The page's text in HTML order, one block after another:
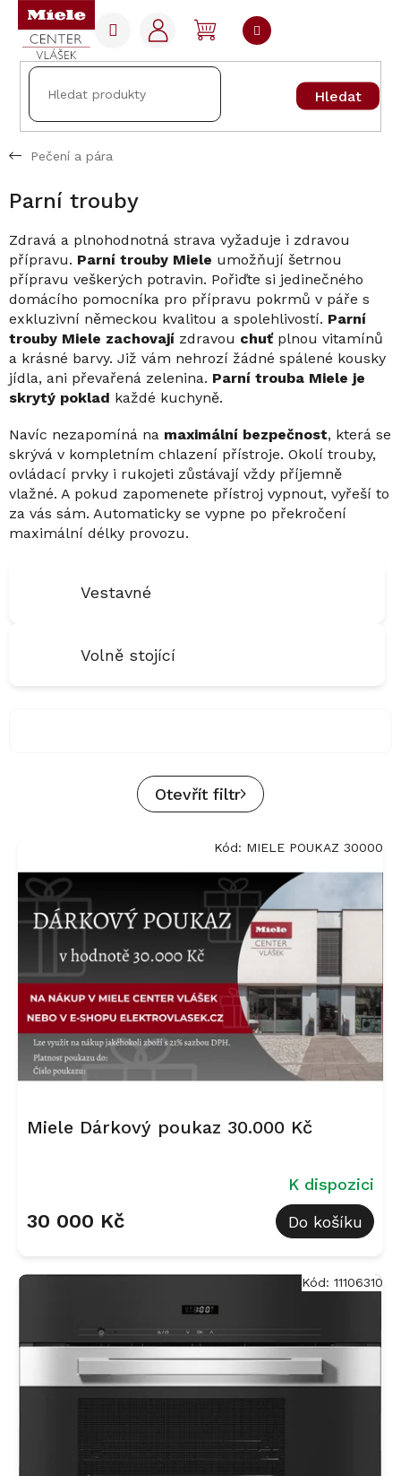
Přejít
obsah
Hledat
NÁKUPNÍ
KOŠÍK
Pečení a pára
Parní trouby
Zdravá a plnohodnotná strava vyžaduje i zdravou
přípravu. Parní trouby Miele umožňují šetrnou
přípravu veškerých potravin. Pořiďte si jedinečného
domácího pomocníka pro přípravu pokrmů v páře s
exkluzivní německou kvalitou a spolehlivostí. Parní
trouby Miele zachovají zdravou chuť plnou vitamínů
a krásné barvy. Již vám nehrozí žádné spálené kousky
jídla, ani převařená zelenina. Parní trouba Miele je
skrytý poklad každé kuchyně.
Navíc nezapomíná na maximální bezpečnost, která se
skrývá v kompletním chlazení přístroje. Okolí trouby,
ovládací prvky i rukojeti zůstávají vždy příjemně
vlažné. A pokud zapomenete přístroj vypnout, vyřeší to
za vás sám. Automaticky se vypne po překročení
maximální délky provozu.
Vestavné
Volně stojící
Otevřít filtr
p
o
ů
Miele Dárkový poukaz 30.000 Kč
K dispozici
30 000 Kč Do košíku
Kód: MIELE POUKAZ 30000
Kód: 11106310